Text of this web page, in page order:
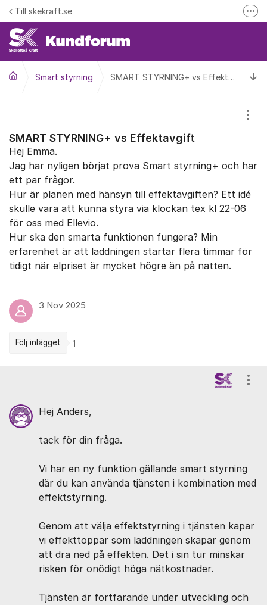
Hoppa till innehåll
Till skekraft.se
driftstörningar i el- fjärrvärme eller fibernätet
Smart styrning SMART STYRNING+ vs Effektavgift
SMART STYRNING+ vs Effektavgift
Hej Emma.
Jag har nyligen börjat prova Smart styrning+ och har
ett par frågor.
Hur är planen med hänsyn till effektavgiften? Ett idé
skulle vara att kunna styra via klockan tex kl 22-06
för oss med Ellevio.
Hur ska den smarta funktionen fungera? Min
erfarenhet är att laddningen startar flera timmar för
tidigt när elpriset är mycket högre än på natten.
3 Nov 2025
Följ inlägget 1
Hej Anders,
tack för din fråga.
Vi har en ny funktion gällande smart styrning
där du kan använda tjänsten i kombination med
effektstyrning.
Genom att välja effektstyrning i tjänsten kapar
vi effekttoppar som laddningen skapar genom
att dra ned på effekten. Det i sin tur minskar
risken för onödigt höga nätkostnader.
Tjänsten är fortfarande under utveckling och